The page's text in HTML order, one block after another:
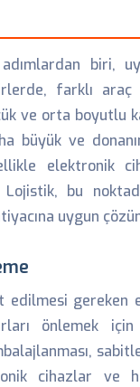
biri,
farklı araç
ve orta boyutlu
büyük ve
elektronik
Lojistik, bu
uygun
edilmesi
önlemek
cihazlar ve